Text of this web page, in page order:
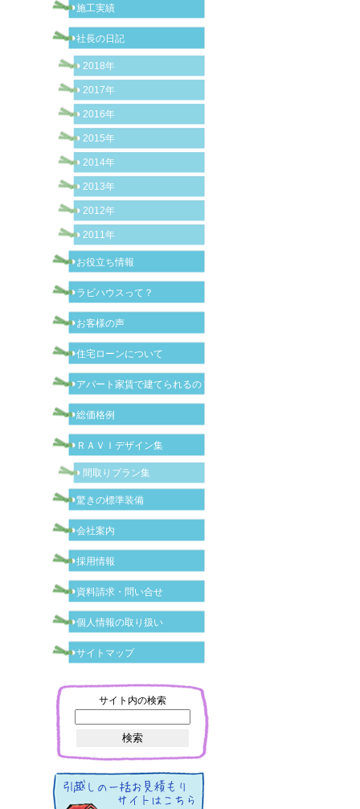
施工実績
社長の日記
2018年
2017年
2016年
2015年
2014年
2013年
2012年
2011年
お役立ち情報
ラビハウスって？
お客様の声
住宅ローンについて
アパート家賃で建てられるの？
総価格例
ＲＡＶＩデザイン集
間取りプラン集
驚きの標準装備
会社案内
採用情報
資料請求・問い合せ
個人情報の取り扱い
サイトマップ
サイト内の検索